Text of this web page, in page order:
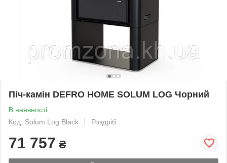
Піч-камін DEFRO HOME SOLUM LOG Чорний
В наявності
Код: Solum Log Black
Роздріб
71 757 ₴